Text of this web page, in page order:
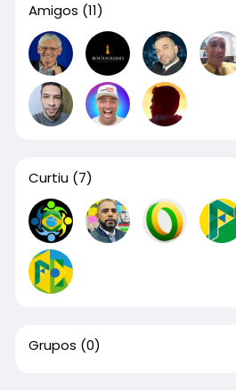
Amigos (11)
Curtiu (7)
Grupos (0)